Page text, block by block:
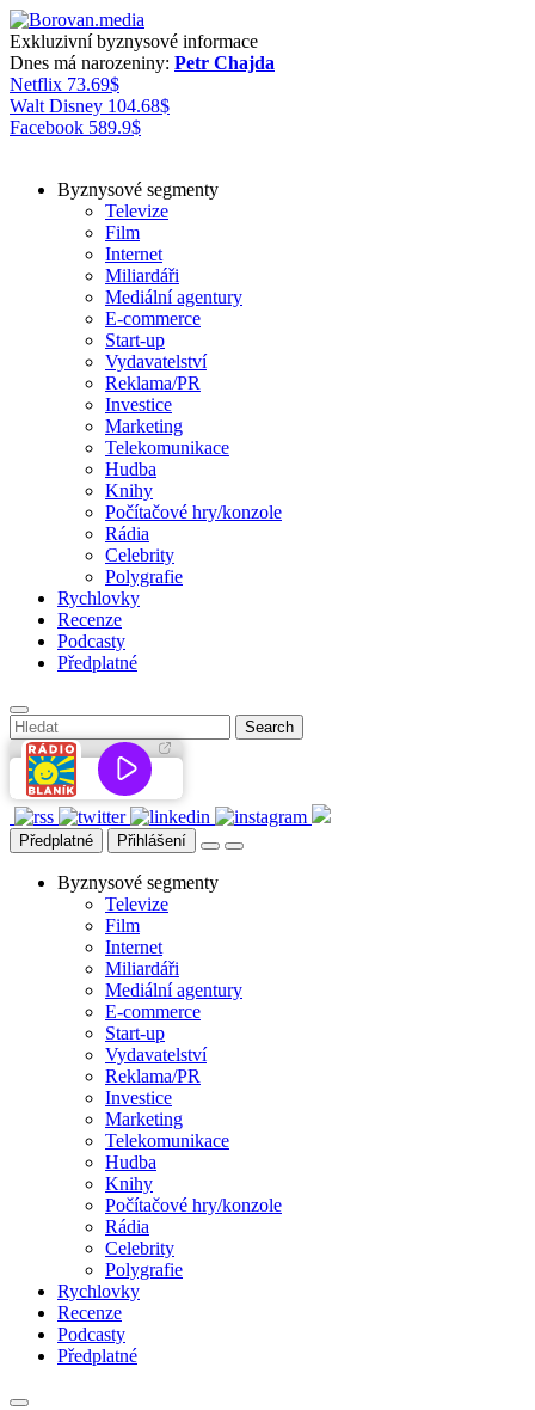
Exkluzivní byznysové informace
Dnes má narozeniny: Petr Chajda
Netflix 73.69$
Walt Disney 104.68$
Facebook 589.9$
Byznysové segmenty
Televize
Film
Internet
Miliardáři
Mediální agentury
E-commerce
Start-up
Vydavatelství
Reklama/PR
Investice
Marketing
Telekomunikace
Hudba
Knihy
Počítačové hry/konzole
Rádia
Celebrity
Polygrafie
Rychlovky
Recenze
Podcasty
Předplatné
Předplatné Přihlášení
Byznysové segmenty
Televize
Film
Internet
Miliardáři
Mediální agentury
E-commerce
Start-up
Vydavatelství
Reklama/PR
Investice
Marketing
Telekomunikace
Hudba
Knihy
Počítačové hry/konzole
Rádia
Celebrity
Polygrafie
Rychlovky
Recenze
Podcasty
Předplatné